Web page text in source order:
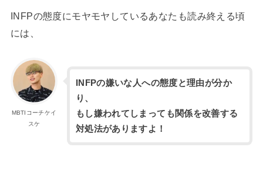
INFPの態度にモヤモヤしているあなたも読み終える頃
には、
MBTIコーチケイ
スケ
INFPの嫌いな人への態度と理由が分か
り、
もし嫌われてしまっても関係を改善する
対処法がありますよ！